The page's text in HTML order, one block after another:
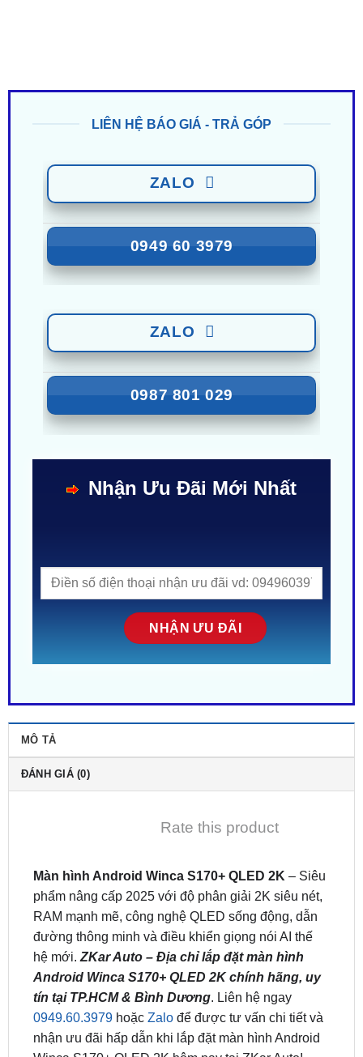
LIÊN HỆ BÁO GIÁ - TRẢ GÓP
ZALO
0949 60 3979
ZALO
0987 801 029
Rate this product
Màn hình Android Winca S170+ QLED 2K– Siêu
phẩm nâng cấp 2025 với độ phân giải 2K siêu nét,
RAM mạnh mẽ, công nghệ QLED sống động, dẫn
đường thông minh và điều khiển giọng nói AI thế
hệ mới.ZKar Auto – Địa chỉ lắp đặt màn hình
Android Winca S170+ QLED 2K chính hãng, uy